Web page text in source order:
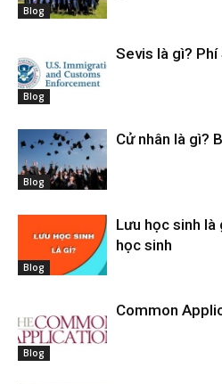
Blog
Blog
Sevis là gì? Phí
Blog
Cử nhân là gì?
Blog
Lưu học sinh
học sinh
Blog
Common